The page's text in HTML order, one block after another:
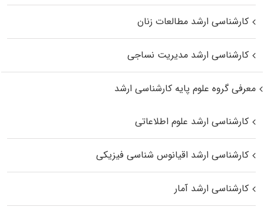
کارشناسی ارشد مطالعات زنان
کارشناسی ارشد مدیریت نساجی
معرفی گروه علوم پایه کارشناسی ارشد
کارشناسی ارشد علوم اطلاعاتی
کارشناسی ارشد اقیانوس‌ شناسی فیزیکی
کارشناسی ارشد آمار